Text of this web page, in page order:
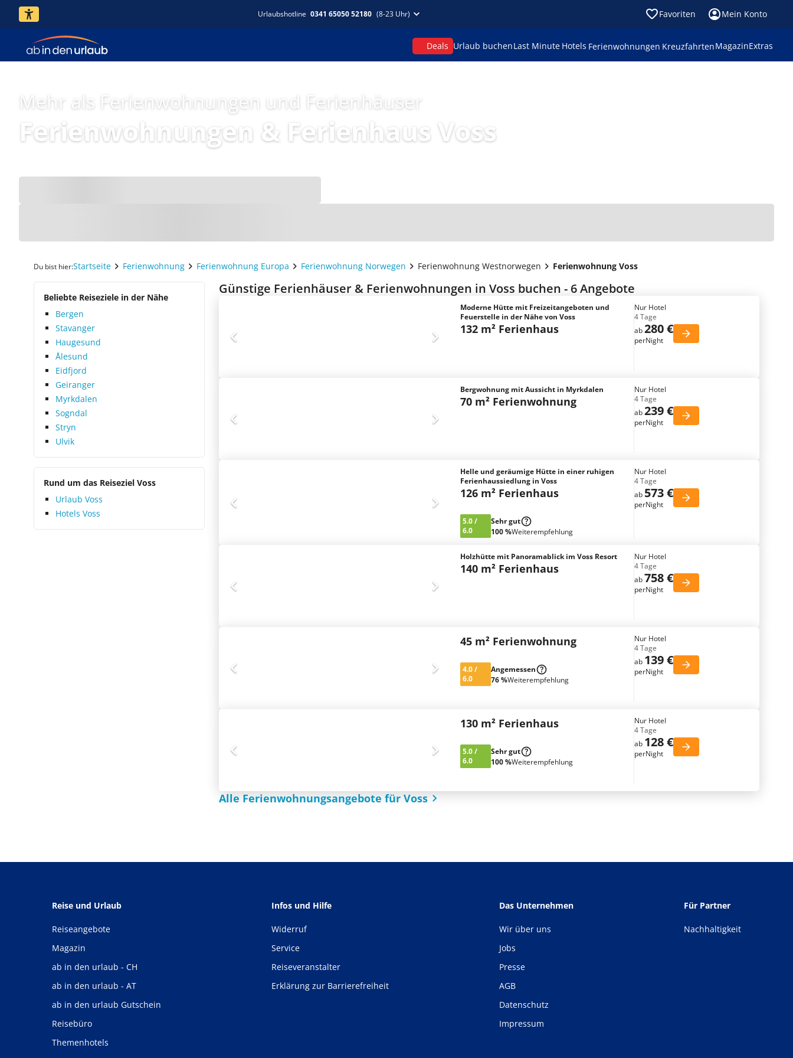
Urlaubshotline 0341 65050 52180 (8-23 Uhr) Favoriten Mein Konto
Deals Urlaub buchenLast Minute Hotels Ferienwohnungen KreuzfahrtenMagazinExtras
Mehr als Ferienwohnungen und Ferienhäuser
Ferienwohnungen & Ferienhaus Voss
Du bist hier:Startseite Ferienwohnung Ferienwohnung Europa Ferienwohnung Norwegen Ferienwohnung Westnorwegen Ferienwohnung Voss
Beliebte Reiseziele in der Nähe
Bergen
Stavanger
Haugesund
Ålesund
Eidfjord
Geiranger
Myrkdalen
Sogndal
Stryn
Ulvik
Rund um das Reiseziel Voss
Urlaub Voss
Hotels Voss
Günstige Ferienhäuser & Ferienwohnungen in Voss buchen - 6 Angebote
Moderne Hütte mit Freizeitangeboten und
Feuerstelle in der Nähe von Voss
132 m² Ferienhaus
Nur Hotel
4 Tage
ab280 €
perNight
Bergwohnung mit Aussicht in Myrkdalen
70 m² Ferienwohnung
Nur Hotel
4 Tage
ab239 €
perNight
Helle und geräumige Hütte in einer ruhigen
Ferienhaussiedlung in Voss
126 m² Ferienhaus
5.0/
6.0
Sehr gut
100 %Weiterempfehlung
Nur Hotel
4 Tage
ab 573 €
perNight
Holzhütte mit Panoramablick im Voss Resort
140 m² Ferienhaus
Nur Hotel
4 Tage
ab758 €
perNight
45 m² Ferienwohnung
4.0/
6.0
Angemessen
76 %Weiterempfehlung
Nur Hotel
4 Tage
ab 139 €
perNight
130 m² Ferienhaus
5.0/
6.0
Sehr gut
100 %Weiterempfehlung
Nur Hotel
4 Tage
ab 128 €
perNight
Alle Ferienwohnungsangebote für Voss
Reise und Urlaub
Reiseangebote
Magazin
ab in den urlaub - CH
ab in den urlaub - AT
ab in den urlaub Gutschein
Reisebüro
Themenhotels
Infos und Hilfe
Widerruf
Service
Reiseveranstalter
Erklärung zur Barrierefreiheit
Das Unternehmen
Wir über uns
Jobs
Presse
AGB
Datenschutz
Impressum
Für Partner
Nachhaltigkeit